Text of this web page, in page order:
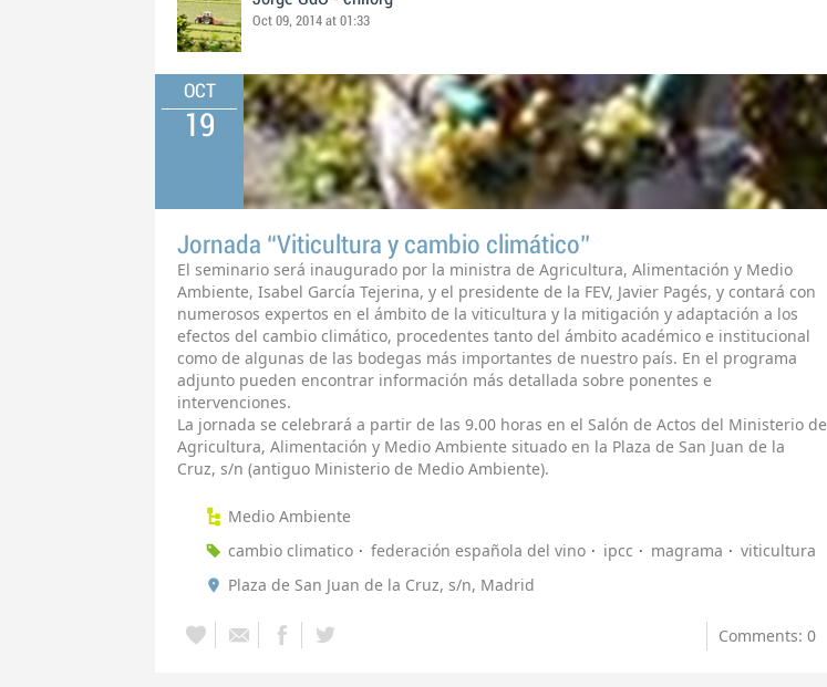
Oct 09, 2014 at 01:33
OCT
19
Jornada “Viticultura y cambio climático”
El seminario será inaugurado por la ministra de Agricultura, Alimentación y Medio
Ambiente, Isabel García Tejerina, y el presidente de la FEV, Javier Pagés, y contará con
numerosos expertos en el ámbito de la viticultura y la mitigación y adaptación a los
efectos del cambio climático, procedentes tanto del ámbito académico e institucional
como de algunas de las bodegas más importantes de nuestro país. En el programa
adjunto pueden encontrar información más detallada sobre ponentes e
intervenciones.
La jornada se celebrará a partir de las 9.00 horas en el Salón de Actos del Ministerio de
Agricultura, Alimentación y Medio Ambiente situado en la Plaza de San Juan de la
Cruz, s/n (antiguo Ministerio de Medio Ambiente).
Medio Ambiente
cambio climatico
federación española del vino ipcc magrama
viticultura
Plaza de San Juan de la Cruz, s/n, Madrid
Comments: 0